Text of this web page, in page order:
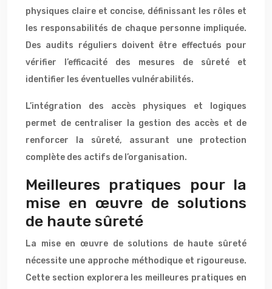
physiques claire et concise, définissant les rôles et
les responsabilités de chaque personne impliquée.
Des audits réguliers doivent être effectués pour
vérifier l’efficacité des mesures de sûreté et
identifier les éventuelles vulnérabilités.
L’intégration des accès physiques et logiques
permet de centraliser la gestion des accès et de
renforcer la sûreté, assurant une protection
complète des actifs de l’organisation.
Meilleures pratiques pour la
mise en œuvre de solutions
de haute sûreté
La mise en œuvre de solutions de haute sûreté
nécessite une approche méthodique et rigoureuse.
Cette section explorera les meilleures pratiques en